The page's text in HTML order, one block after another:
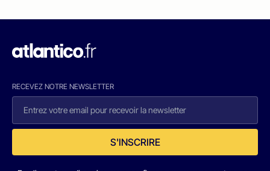
RECEVEZ NOTRE NEWSLETTER
S'INSCRIRE